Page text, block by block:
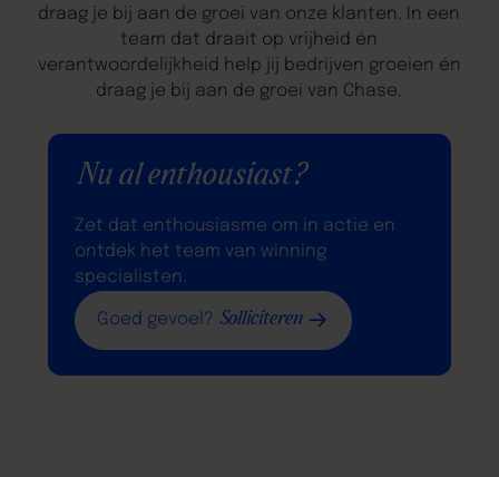
draag je bij aan de groei van onze klanten. In een
team dat draait op vrijheid én
verantwoordelijkheid help jij bedrijven groeien én
draag je bij aan de groei van Chase.
Nu al enthousiast?
Zet dat enthousiasme om in actie en
ontdek het team van winning
specialisten.
Goed gevoel? Solliciteren